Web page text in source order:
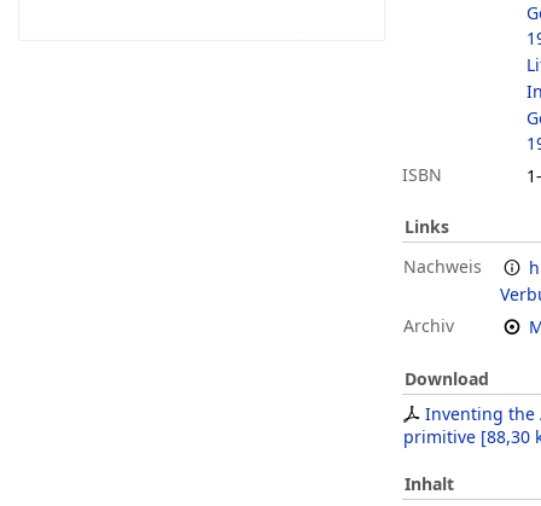
ISBN
Links
Nachweis
Archiv
Download
Inventing the
primitive [88,30
Inhalt